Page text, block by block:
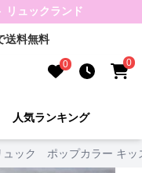
リュックランド
送料無料
0 0
人気ランキング
ュック ポップカラー キッ